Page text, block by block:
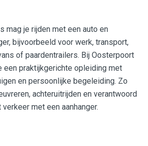
mag je rijden met een auto en
bijvoorbeeld voor werk, transport,
of paardentrailers. Bij Oosterpoort
een praktijkgerichte opleiding met
en persoonlijke begeleiding. Zo
achteruitrijden en verantwoord
met een aanhanger.